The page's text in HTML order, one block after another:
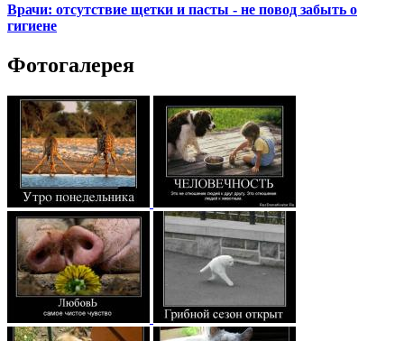
Врачи: отсутствие щетки и пасты - не повод забыть о
гигиене
Фотогалерея